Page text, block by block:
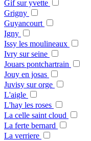
Gif sur yvette
Grigny
Guyancourt
Igny
Issy les moulineaux
Ivry sur seine
Jouars pontchartrain
Jouy en josas
Juvisy sur orge
L'aigle
L'hay les roses
La celle saint cloud
La ferte bernard
La verriere